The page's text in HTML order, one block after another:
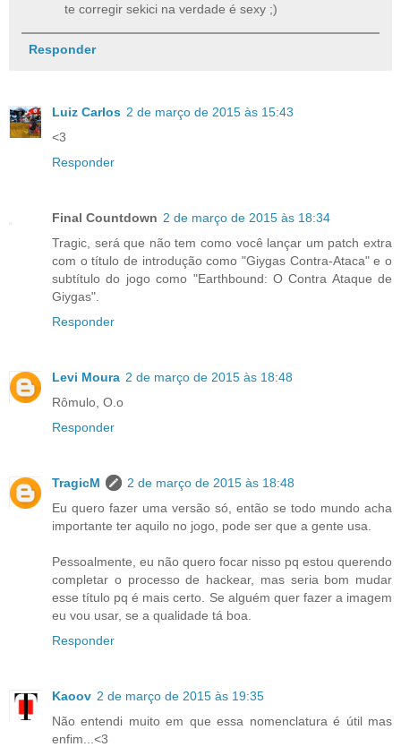
te corregir sekici na verdade é sexy ;)
Responder
Luiz Carlos 2 de março de 2015 às 15:43
<3
Responder
Final Countdown 2 de março de 2015 às 18:34
Tragic, será que não tem como você lançar um patch extra
com o título de introdução como "Giygas Contra-Ataca" e o
subtítulo do jogo como "Earthbound: O Contra Ataque de
Giygas".
Responder
Levi Moura 2 de março de 2015 às 18:48
Rômulo, O.o
Responder
TragicM
2 de março de 2015 às 18:48
Eu quero fazer uma versão só, então se todo mundo acha
importante ter aquilo no jogo, pode ser que a gente usa.
Pessoalmente, eu não quero focar nisso pq estou querendo
completar o processo de hackear, mas seria bom mudar
esse título pq é mais certo. Se alguém quer fazer a imagem
eu vou usar, se a qualidade tá boa.
Responder
Kaoov 2 de março de 2015 às 19:35
Não entendi muito em que essa nomenclatura é útil mas
enfim...<3